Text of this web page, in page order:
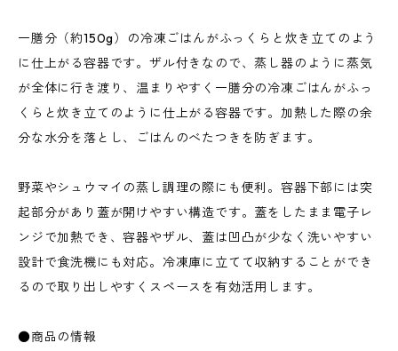
一膳分（約150g）の冷凍ごはんがふっくらと炊き立てのよう
に仕上がる容器です。ザル付きなので、蒸し器のように蒸気
が全体に行き渡り、温まりやすく一膳分の冷凍ごはんがふっ
くらと炊き立てのように仕上がる容器です。加熱した際の余
分な水分を落とし、ごはんのべたつきを防ぎます。
野菜やシュウマイの蒸し調理の際にも便利。容器下部には突
起部分があり蓋が開けやすい構造です。蓋をしたまま電子レ
ンジで加熱でき、容器やザル、蓋は凹凸が少なく洗いやすい
設計で食洗機にも対応。冷凍庫に立てて収納することができ
るので取り出しやすくスペースを有効活用します。
●商品の情報